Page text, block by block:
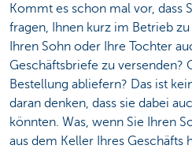
Kommt es schon mal vor, dass
fragen, Ihnen kurz im Betrieb
Ihren Sohn oder Ihre Tochter
Geschäftsbriefe zu versenden?
Bestellung abliefern? Das ist
daran denken, dass sie dabei
könnten. Was, wenn Sie Ihren
aus dem Keller Ihres Geschäfts